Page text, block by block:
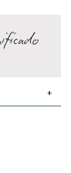
+